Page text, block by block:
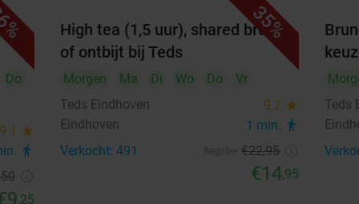
Do
9.1 star
directions_walk
,25
35%
High tea (1,5 uur), shared brunch
of ontbijt bij Teds
Morgen Ma Di Wo Do
Vr
Teds Eindhoven
9.2 star
Eindhoven 1 min. directions_walk
Verkocht: 491 €22,95
€14,95
Teds